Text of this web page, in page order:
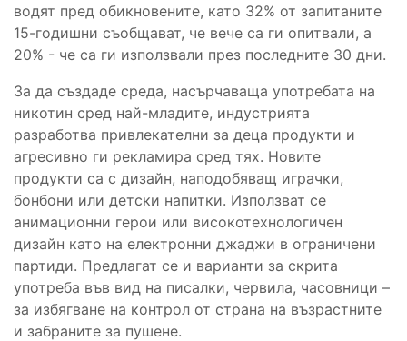
водят пред обикновените, като 32% от запитаните
15-годишни съобщават, че вече са ги опитвали, а
20% - че са ги използвали през последните 30 дни.
За да създаде среда, насърчаваща употребата на
никотин сред най-младите, индустрията
разработва привлекателни за деца продукти и
агресивно ги рекламира сред тях. Новите
продукти са с дизайн, наподобяващ играчки,
бонбони или детски напитки. Използват се
анимационни герои или високотехнологичен
дизайн като на електронни джаджи в ограничени
партиди. Предлагат се и варианти за скрита
употреба във вид на писалки, червила, часовници –
за избягване на контрол от страна на възрастните
и забраните за пушене.